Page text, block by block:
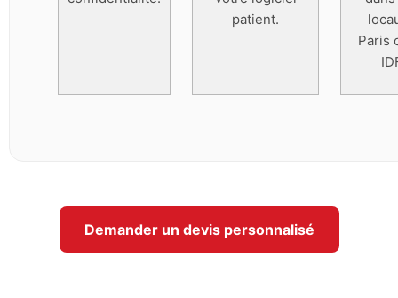
patient.
Paris
Demander un devis personnalisé